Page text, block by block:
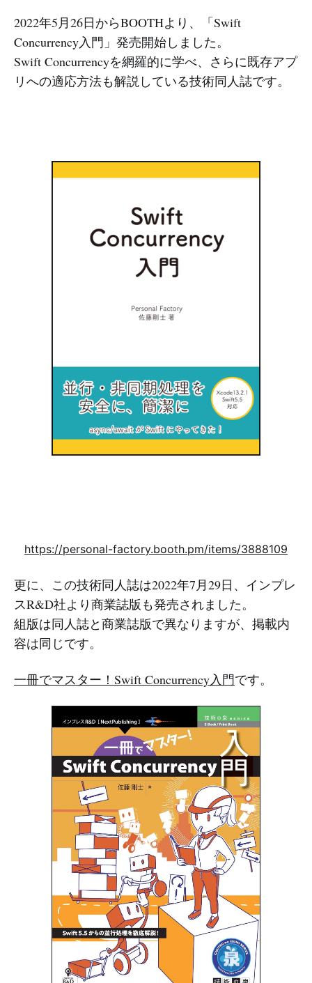
2022年5月26日からBOOTHより、「Swift
Concurrency入門」発売開始しました。
Swift Concurrencyを網羅的に学べ、さらに既存アプ
リへの適応方法も解説している技術同人誌です。
https://personal-factory.booth.pm/items/3888109
更に、この技術同人誌は2022年7月29日、インプレ
スR&D社より商業誌版も発売されました。
組版は同人誌と商業誌版で異なりますが、掲載内
容は同じです。
一冊でマスター！Swift Concurrency入門です。